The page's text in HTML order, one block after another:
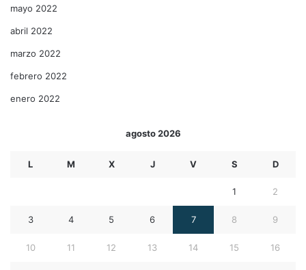
mayo 2022
abril 2022
marzo 2022
febrero 2022
enero 2022
agosto 2026
L M X J V S D
1 2
3 4 5 6 7 8 9
10 11 12 13 14 15 16